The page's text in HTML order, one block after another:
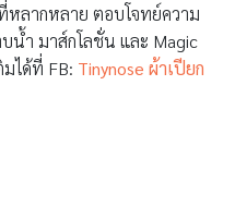
หลากหลาย ตอบโจทย์ความ
บน้ำ มาส์กโลชั่น และ Magic
ได้ที่ FB: Tinynose ผ้าเปียก